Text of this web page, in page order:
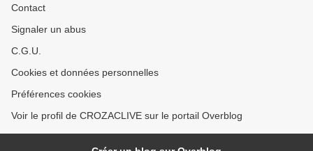
Contact
Signaler un abus
C.G.U.
Cookies et données personnelles
Préférences cookies
Voir le profil de CROZACLIVE sur le portail Overblog